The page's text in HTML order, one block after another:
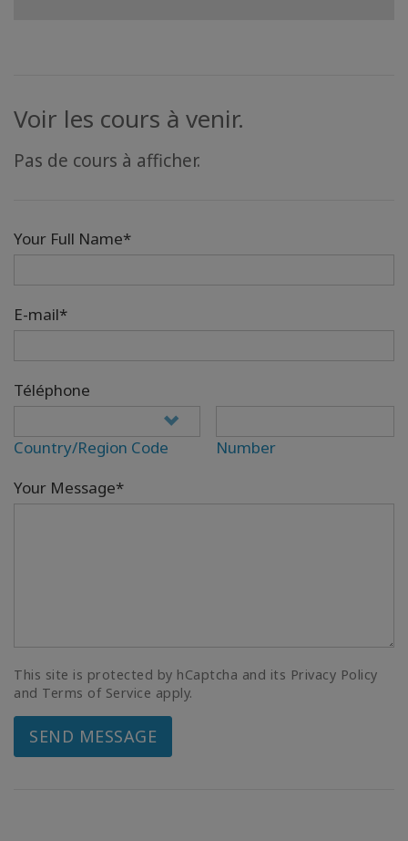
Voir les cours à venir.
Pas de cours à afficher.
Your Full Name*
E-mail*
Téléphone
Country/Region Code
Number
Your Message*
This site is protected by hCaptcha and its Privacy Policy
and Terms of Service apply.
SEND MESSAGE